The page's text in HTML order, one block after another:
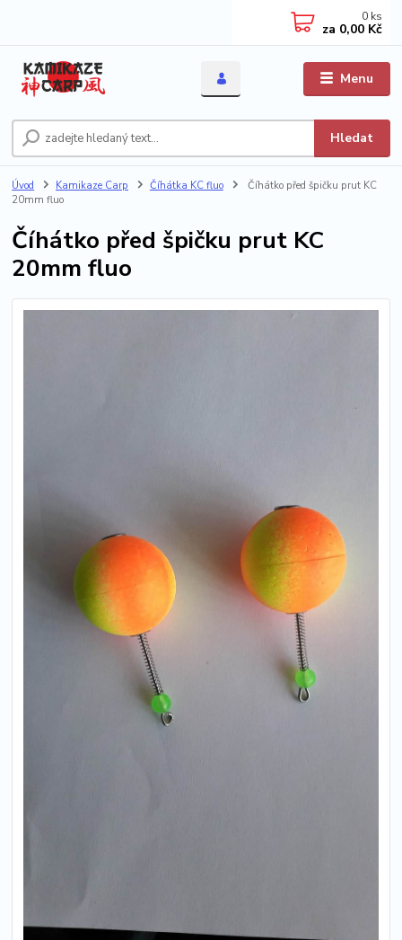
Menu
Hledat
0 ks
za 0,00 Kč
Úvod Kamikaze Carp Číhátka KC fluo
Číhátko před špičku prut KC
20mm fluo
Číhátko před špičku prut KC
20mm fluo